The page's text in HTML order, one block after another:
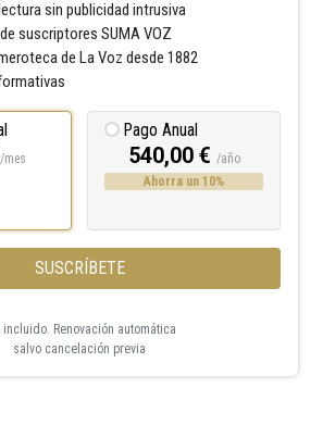
sin publicidad intrusiva
suscriptores SUMA VOZ
de La Voz desde 1882
/mes
Pago Anual
540,00 € /año
Ahorra un 10%
SUSCRÍBETE
incluido. Renovación automática
salvo cancelación previa